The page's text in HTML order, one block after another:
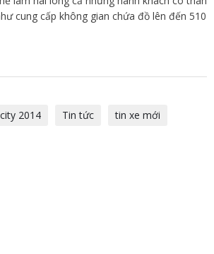
cung cấp không gian chứa đồ lên đến 510
2014 Tin tức tin xe mới